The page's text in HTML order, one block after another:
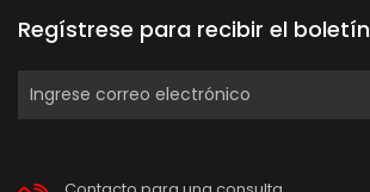
Regístrese para recibir el boletín